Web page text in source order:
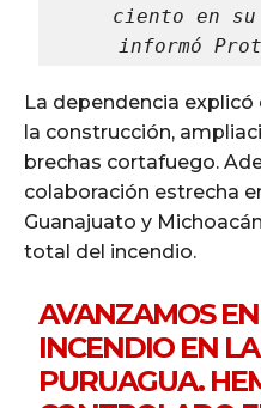
ciento en
informó
La dependencia
la construcción,
brechas cortafuego.
colaboración estrecha
Guanajuato y
total del incendio.
AVANZAMOS
INCENDIO EN
PURUAGUA.